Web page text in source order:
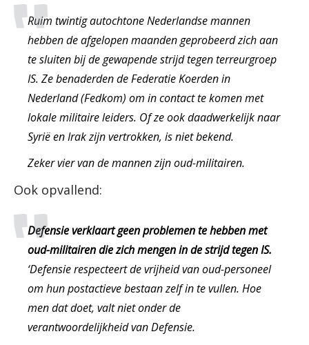
Ruim twintig autochtone Nederlandse mannen
hebben de afgelopen maanden geprobeerd zich aan
te sluiten bij de gewapende strijd tegen terreurgroep
IS. Ze benaderden de Federatie Koerden in
Nederland (Fedkom) om in contact te komen met
lokale militaire leiders. Of ze ook daadwerkelijk naar
Syrië en Irak zijn vertrokken, is niet bekend.
Zeker vier van de mannen zijn oud-militairen.
Ook opvallend:
Defensie verklaart geen problemen te hebben met
oud-militairen die zich mengen in de strijd tegen IS.
‘Defensie respecteert de vrijheid van oud-personeel
om hun postactieve bestaan zelf in te vullen. Hoe
men dat doet, valt niet onder de
verantwoordelijkheid van Defensie.